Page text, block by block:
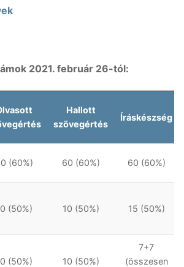
2021. február 26-tól:
Hallott
szövegértés
Íráskészség
(60%) 60 (60%) 60 (60%)
(50%) 10 (50%) 15 (50%)
(50%) 10 (50%)
7+7
(összesen